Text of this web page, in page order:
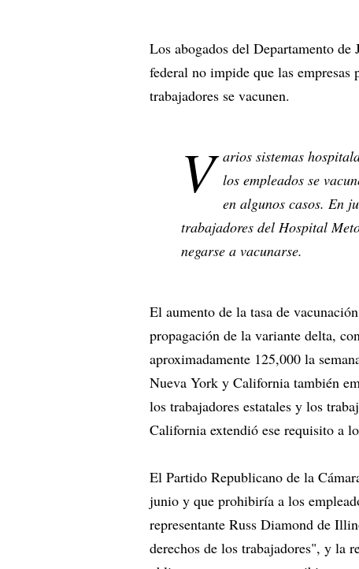
Los abogados del Departamento
federal no impide que las empresas
trabajadores se vacunen.
V arios sistemas
los empleados se
en algunos casos. En
trabajadores del Hospital
negarse a vacunarse.
El aumento de la tasa de
propagación de la variante delta,
aproximadamente 125,000 la
Nueva York y California también
los trabajadores estatales y los
California extendió ese requisito a
El Partido Republicano de la
junio y que prohibiría a los
representante Russ Diamond de
derechos de los trabajadores", y la